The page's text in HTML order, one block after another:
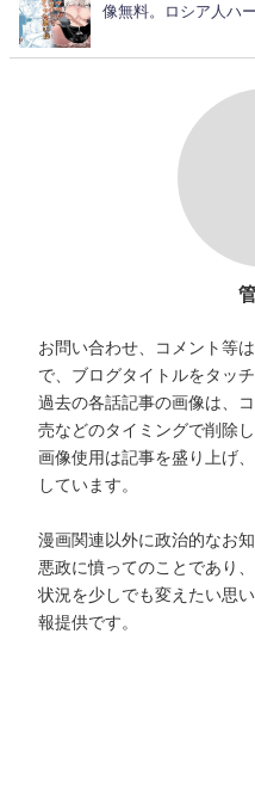
像無料。ロシア人ハ
お問い合わせ、コメント等
で、ブログタイトルをタッ
過去の各話記事の画像は、
売などのタイミングで削除
画像使用は記事を盛り上げ
しています。
漫画関連以外に政治的なお
悪政に憤ってのことであり
状況を少しでも変えたい思
報提供です。